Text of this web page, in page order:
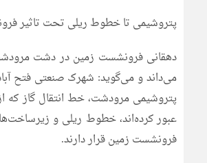
پتروشیمی تا خطوط ریلی تحت تاثیر
دهقانی فرونشست زمین در دشت
می‌داند و می‌گوید: شهرک صنعتی فتح
پتروشیمی مرودشت، خط انتقال گاز
عبور کرده‌اند، خطوط ریلی و
فرونشست زمین قرار دارند.